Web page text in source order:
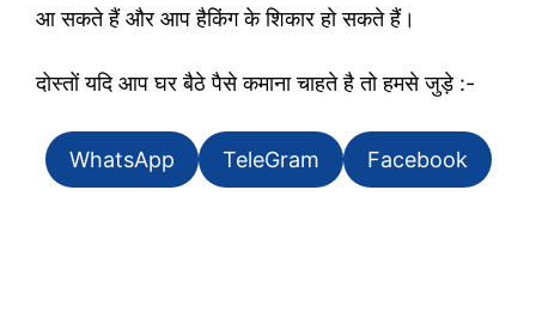
आ सकते हैं और आप हैकिंग के शिकार हो सकते हैं।
दोस्तों यदि आप घर बैठे पैसे कमाना चाहते है तो हमसे जुड़े :-
WhatsApp TeleGram Facebook